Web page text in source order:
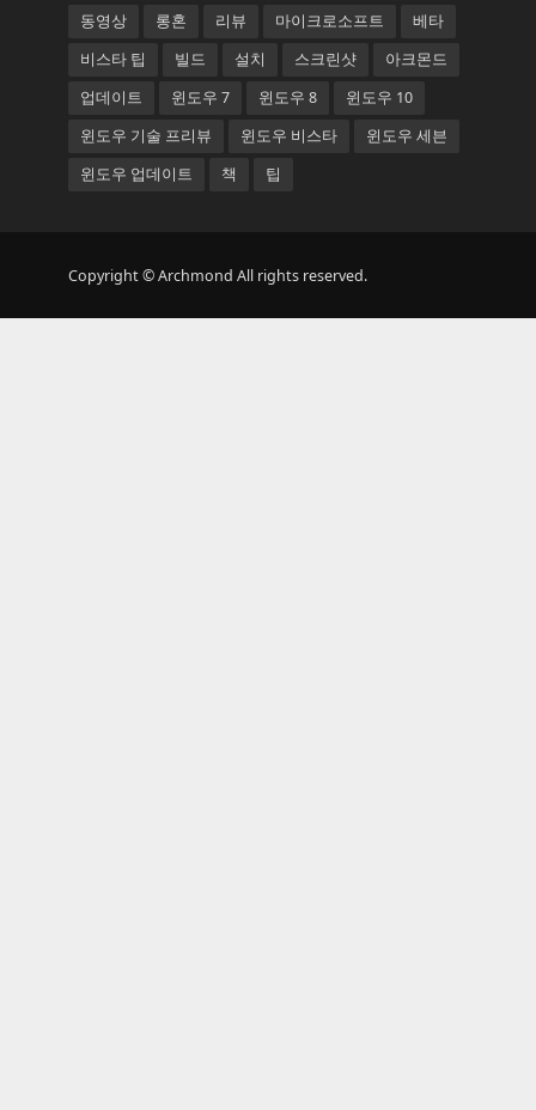
동영상
롱혼 리뷰 마이크로소프트
베타
비스타 팁
빌드 설치 스크린샷
아크몬드
업데이트
윈도우 7 윈도우 8
윈도우 10
윈도우 기술 프리뷰
윈도우 비스타
윈도우 세븐
윈도우 업데이트
책 팁
Copyright © Archmond All rights reserved.